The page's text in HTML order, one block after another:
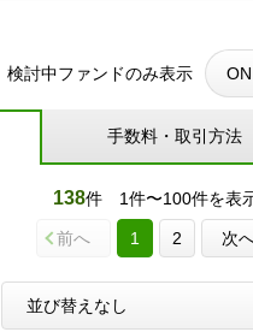
検討中ファンドのみ表示 ON
手数料・取引方法
138件 1件〜100件を表
前へ 1 2 次